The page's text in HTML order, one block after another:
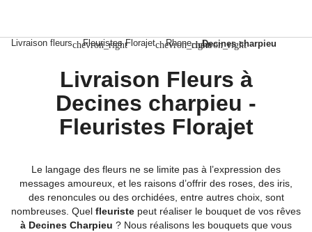
Livraison fleurschevron_right
Fleuristes Florajetchevron_right
Rhonechevron_right
Decines charpieu
Livraison Fleurs à
Decines charpieu -
Fleuristes Florajet
Le langage des fleurs ne se limite pas à l’expression des
messages amoureux, et les raisons d’offrir des roses, des iris,
des renoncules ou des orchidées, entre autres choix, sont
nombreuses. Quel fleuriste peut réaliser le bouquet de vos rêves
à Decines Charpieu ? Nous réalisons les bouquets que vous